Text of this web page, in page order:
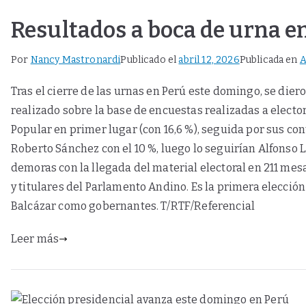
Resultados a boca de urna
Por Nancy MastronardiPublicado elabril 12, 2026Publicada en
Tras el cierre de las urnas en Perú este domingo, se
realizado sobre la base de encuestas realizadas a
Popular en primer lugar (con 16,6 %), seguida por sus
Roberto Sánchez con el 10 %, luego lo seguirían Alfonso
demoras con la llegada del material electoral en 211
y titulares del Parlamento Andino. Es la primera
Balcázar como gobernantes. T/RTF/Referencial
Leer más